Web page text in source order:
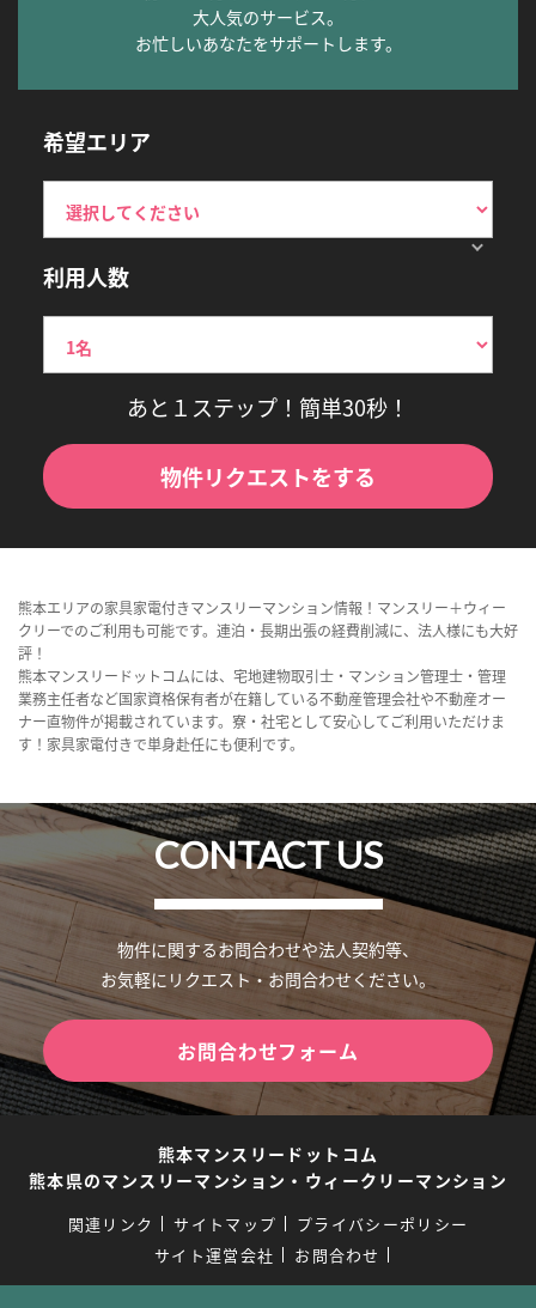
大人気のサービス。
お忙しいあなたをサポートします。
希望エリア
利用人数
あと１ステップ！簡単30秒！
物件リクエストをする
熊本エリアの家具家電付きマンスリーマンション情報！マンスリー＋ウィー
クリーでのご利用も可能です。連泊・長期出張の経費削減に、法人様にも大好
評！
熊本マンスリードットコムには、宅地建物取引士・マンション管理士・管理
業務主任者など国家資格保有者が在籍している不動産管理会社や不動産オー
ナー直物件が掲載されています。寮・社宅として安心してご利用いただけま
す！家具家電付きで単身赴任にも便利です。
CONTACT US
物件に関するお問合わせや法人契約等、
お気軽にリクエスト・お問合わせください。
お問合わせフォーム
熊本マンスリードットコム
熊本県のマンスリーマンション・ウィークリーマンション
関連リンク サイトマップ
プライバシーポリシー
サイト運営会社
お問合わせ